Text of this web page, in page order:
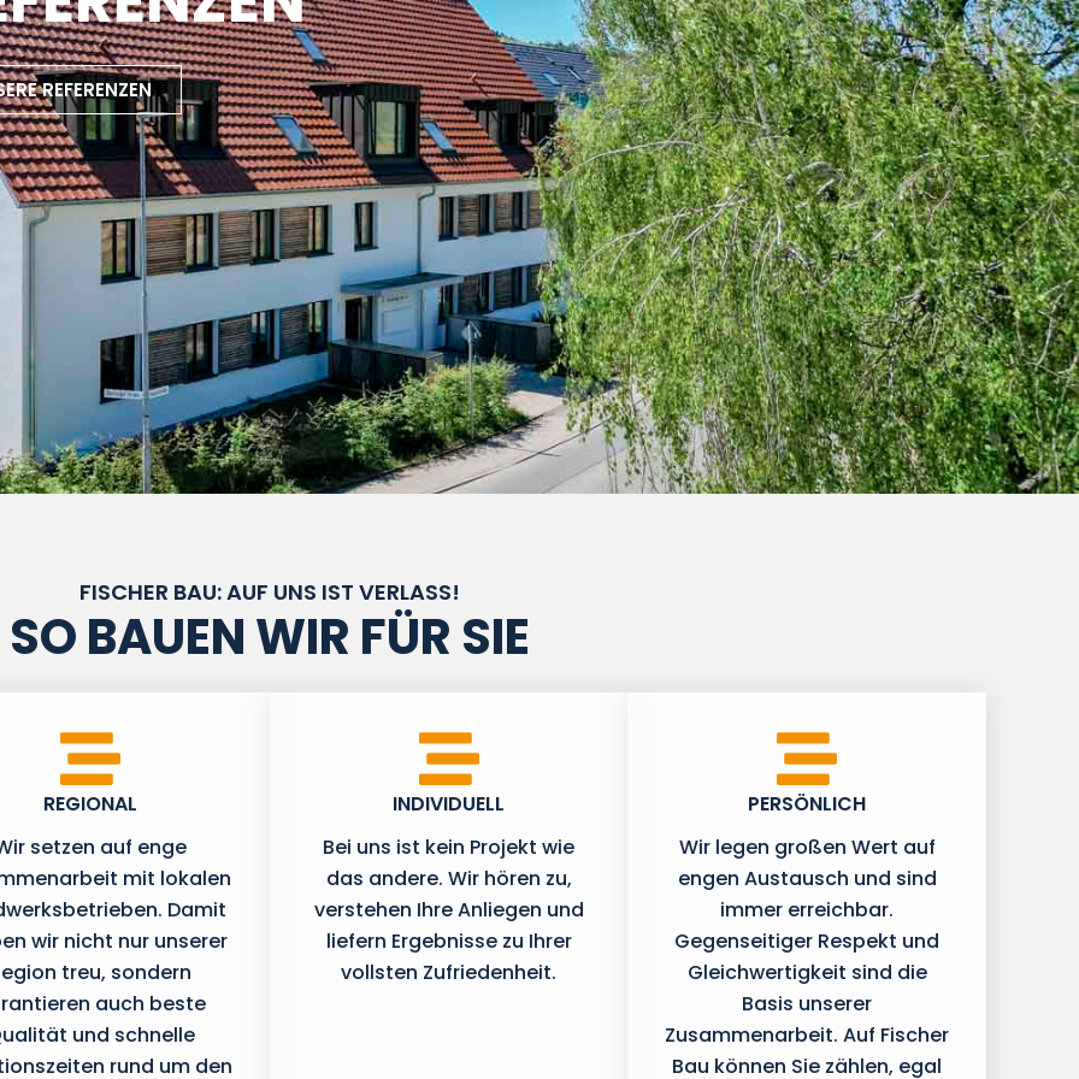
REFERENZEN
FISCHER BAU: AUF UNS IST VERLASS!
SO BAUEN WIR FÜR SIE
REGIONAL
setzen auf enge
mit lokalen
Damit
wir nicht nur unserer
treu, sondern
auch beste
und schnelle
rund um den
INDIVIDUELL
Bei uns ist kein Projekt wie
das andere. Wir hören zu,
verstehen Ihre Anliegen und
liefern Ergebnisse zu Ihrer
vollsten Zufriedenheit.
PERSÖNLICH
Wir legen großen Wert auf
engen Austausch und sind
immer erreichbar.
Gegenseitiger Respekt und
Gleichwertigkeit sind die
Basis unserer
Zusammenarbeit. Auf Fischer
Bau können Sie zählen, egal